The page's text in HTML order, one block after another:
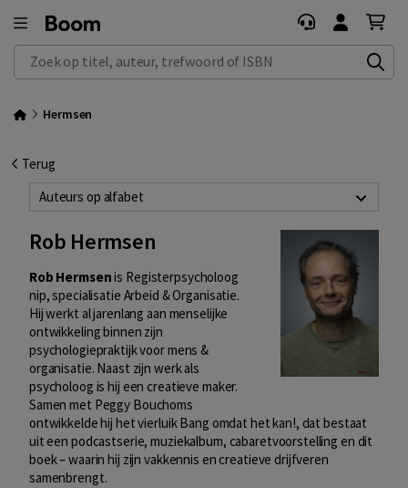
Zoek op titel, auteur, trefwoord of ISBN
Hermsen
Terug
Auteurs op alfabet
Rob Hermsen
Rob Hermsenis Registerpsycholoog
nip, specialisatie Arbeid & Organisatie.
Hij werkt al jarenlang aan menselijke
ontwikkeling binnen zijn
psychologiepraktijk voor mens &
organisatie. Naast zijn werk als
psycholoog is hij een creatieve maker.
Samen met Peggy Bouchoms
ontwikkelde hij het vierluik Bang omdat het kan!, dat bestaat
uit een podcastserie, muziekalbum, cabaretvoorstelling en dit
boek – waarin hij zijn vakkennis en creatieve drijfveren
samenbrengt.